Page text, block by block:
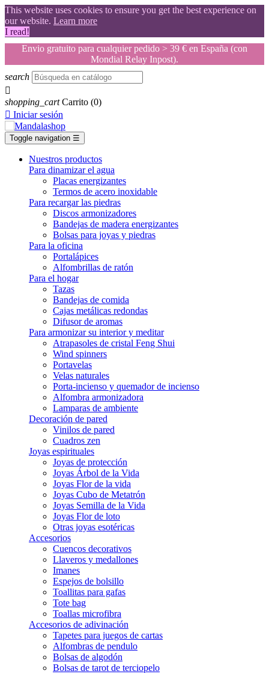
This website uses cookies to ensure you get the best experience on
our website. Learn more
I read!
Envio gratuito para cualquier pedido > 39 € en España (con
Mondial Relay Inpost).
search

shopping_cart Carrito (0)
 Iniciar sesión
Toggle navigation ☰
Nuestros productos
Para dinamizar el agua
Placas energizantes
Termos de acero inoxidable
Para recargar las piedras
Discos armonizadores
Bandejas de madera energizantes
Bolsas para joyas y piedras
Para la oficina
Portalápices
Alfombrillas de ratón
Para el hogar
Tazas
Bandejas de comida
Cajas metálicas redondas
Difusor de aromas
Para armonizar su interior y meditar
Atrapasoles de cristal Feng Shui
Wind spinners
Portavelas
Velas naturales
Porta-incienso y quemador de incienso
Alfombra armonizadora
Lamparas de ambiente
Decoración de pared
Vinilos de pared
Cuadros zen
Joyas espirituales
Joyas de protección
Joyas Árbol de la Vida
Joyas Flor de la vida
Joyas Cubo de Metatrón
Joyas Semilla de la Vida
Joyas Flor de loto
Otras joyas esotéricas
Accesorios
Cuencos decorativos
Llaveros y medallones
Imanes
Espejos de bolsillo
Toallitas para gafas
Tote bag
Toallas microfibra
Accesorios de adivinación
Tapetes para juegos de cartas
Alfombras de pendulo
Bolsas de algodón
Bolsas de tarot de terciopelo